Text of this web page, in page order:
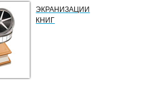
ЭКРАНИЗАЦИИ
КНИГ